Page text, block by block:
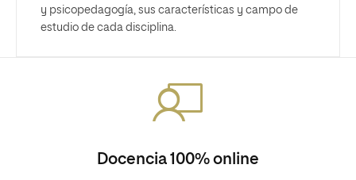
y psicopedagogía, sus características y campo de
estudio de cada disciplina.
Docencia 100% online